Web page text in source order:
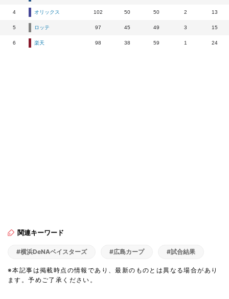
4 オリックス 102 50 50 2 13
5 ロッテ 97 45 49 3 15
6 楽天 98 38 59 1 24
関連キーワード
#横浜DeNAベイスターズ #広島カープ #試合結果
※本記事は掲載時点の情報であり、最新のものとは異なる場合があり
ます。予めご了承ください。